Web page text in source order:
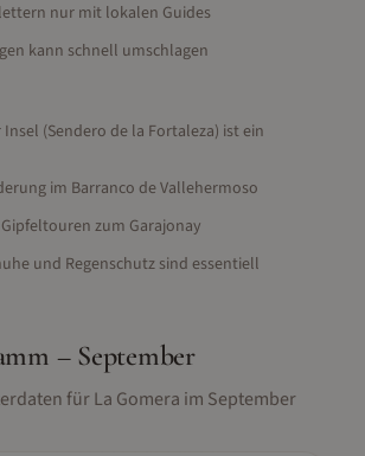
nur mit lokalen Guides
kann schnell umschlagen
(Sendero de la Fortaleza) ist ein
im Barranco de Vallehermoso
zum Garajonay
und Regenschutz sind essentiell
– September
fürLa Gomera im September